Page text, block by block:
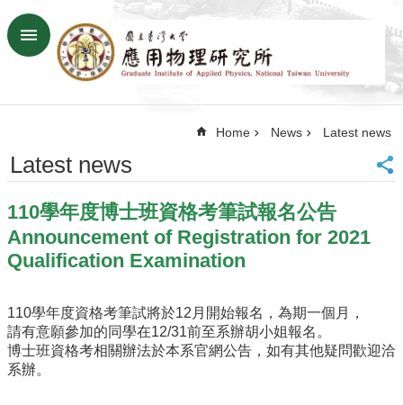
Skip to main content
Advanced
SiteMap
Contact
Chinese
News
Faculty&Staff
Talks
Curriculum
Home News Latest news
Latest news
110學年度博士班資格考筆試報名公告
Announcement of Registration for 2021
Qualification Examination
110學年度資格考筆試將於12月開始報名，為期一個月，
請有意願參加的同學在12/31前至系辦胡小姐報名。
博士班資格考相關辦法於本系官網公告，如有其他疑問歡迎洽
系辦。